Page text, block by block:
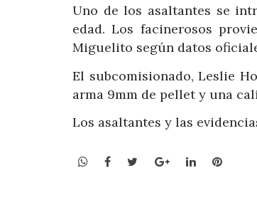
Uno de los asaltantes se
edad. Los facinerosos
Miguelito según datos
El subcomisionado, Leslie
arma 9mm de pellet y una
Los asaltantes y las
WhatsApp
Facebook
TwitterGoogle+LinkedIn